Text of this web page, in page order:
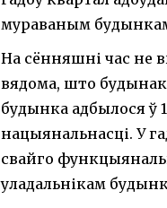
мураваным
На сённяшні час не
вядома, што
будынка адбылося ў
нацыянальнасці. У
свайго
уладальнікам